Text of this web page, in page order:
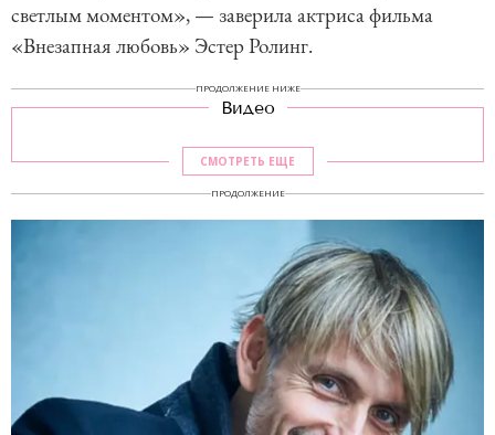
светлым моментом», — заверила актриса фильма
«Внезапная любовь» Эстер Ролинг.
ПРОДОЛЖЕНИЕ НИЖЕ
Видео
СМОТРЕТЬ ЕЩЕ
ПРОДОЛЖЕНИЕ